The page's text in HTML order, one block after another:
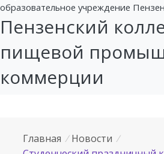
образовательное учреждение
Пензенский
пищевой
коммерции
Главная / Новости /